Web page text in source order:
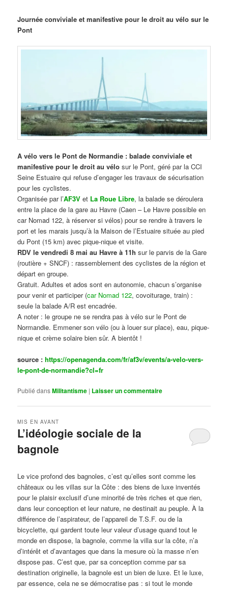
Journée conviviale et manifestive pour le droit au vélo sur le
Pont
A vélo vers le Pont de Normandie : balade conviviale et
manifestive pour le droit au vélo sur le Pont, géré par la CCI
Seine Estuaire qui refuse d’engager les travaux de sécurisation
pour les cyclistes.
Organisée par l’AF3V et La Roue Libre, la balade se déroulera
entre la place de la gare au Havre (Caen – Le Havre possible en
car Nomad 122, à réserver si vélos) pour se rendre à travers le
port et les marais jusqu’à la Maison de l’Estuaire située au pied
du Pont (15 km) avec pique-nique et visite.
RDV le vendredi 8 mai au Havre à 11h sur le parvis de la Gare
(routière + SNCF) : rassemblement des cyclistes de la région et
départ en groupe.
Gratuit. Adultes et ados sont en autonomie, chacun s’organise
pour venir et participer (car Nomad 122, covoiturage, train) :
seule la balade A/R est encadrée.
A noter : le groupe ne se rendra pas à vélo sur le Pont de
Normandie. Emmener son vélo (ou à louer sur place), eau, pique-
nique et crème solaire bien sûr. A bientôt !
source :https://openagenda.com/fr/af3v/events/a-velo-vers-
le-pont-de-normandie?cl=fr
Publié dansMilitantisme | Laisser un commentaire
L’idéologie sociale de la
bagnole
MIS EN AVANT
Le vice profond des bagnoles, c’est qu’elles sont comme les
châteaux ou les villas sur la Côte : des biens de luxe inventés
pour le plaisir exclusif d’une minorité de très riches et que rien,
dans leur conception et leur nature, ne destinait au peuple. À la
différence de l’aspirateur, de l’appareil de T.S.F. ou de la
bicyclette, qui gardent toute leur valeur d’usage quand tout le
monde en dispose, la bagnole, comme la villa sur la côte, n’a
d’intérêt et d’avantages que dans la mesure où la masse n’en
dispose pas. C’est que, par sa conception comme par sa
destination originelle, la bagnole est un bien de luxe. Et le luxe,
par essence, cela ne se démocratise pas : si tout le monde